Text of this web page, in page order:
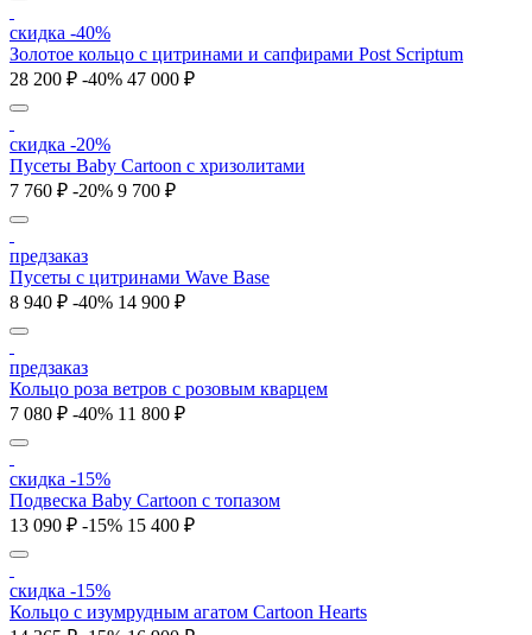
скидка -40%
Золотое кольцо с цитринами и сапфирами Post Scriptum
28 200 ₽ -40% 47 000 ₽
скидка -20%
Пусеты Baby Cartoon с хризолитами
7 760 ₽ -20% 9 700 ₽
предзаказ
Пусеты с цитринами Wave Base
8 940 ₽ -40% 14 900 ₽
предзаказ
Кольцо роза ветров с розовым кварцем
7 080 ₽ -40% 11 800 ₽
скидка -15%
Подвеска Baby Cartoon с топазом
13 090 ₽ -15% 15 400 ₽
скидка -15%
Кольцо c изумрудным агатом Cartoon Hearts